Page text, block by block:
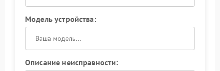
Модель устройства:
Описание неисправности: